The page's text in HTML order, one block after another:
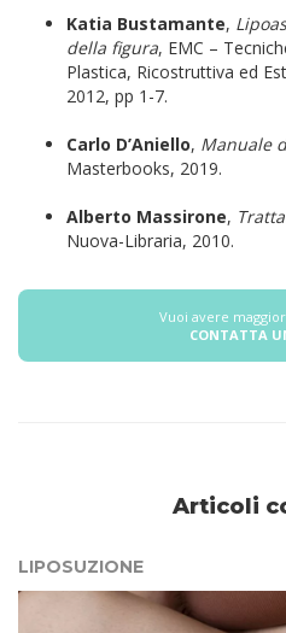
Katia Bustamante,
della figura, EMC –
Plastica, Ricostruttiva ed
2012, pp 1-7.
Carlo D’Aniello, Manuale
Masterbooks, 2019.
Alberto Massirone,
Nuova-Libraria, 2010.
Vuoi avere
CONTATTA
Articoli
LIPOSUZIONE